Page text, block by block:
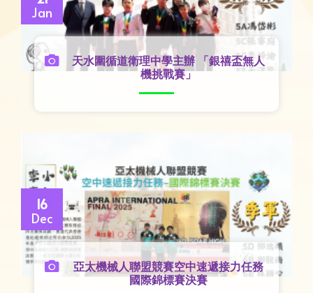
Jan
天水圍循道衛理中學主辦 「銀禧盃無人
機挑戰賽」
16
Dec
亞太機械人聯盟競賽空中速遞接力任務
國際錦標賽決賽